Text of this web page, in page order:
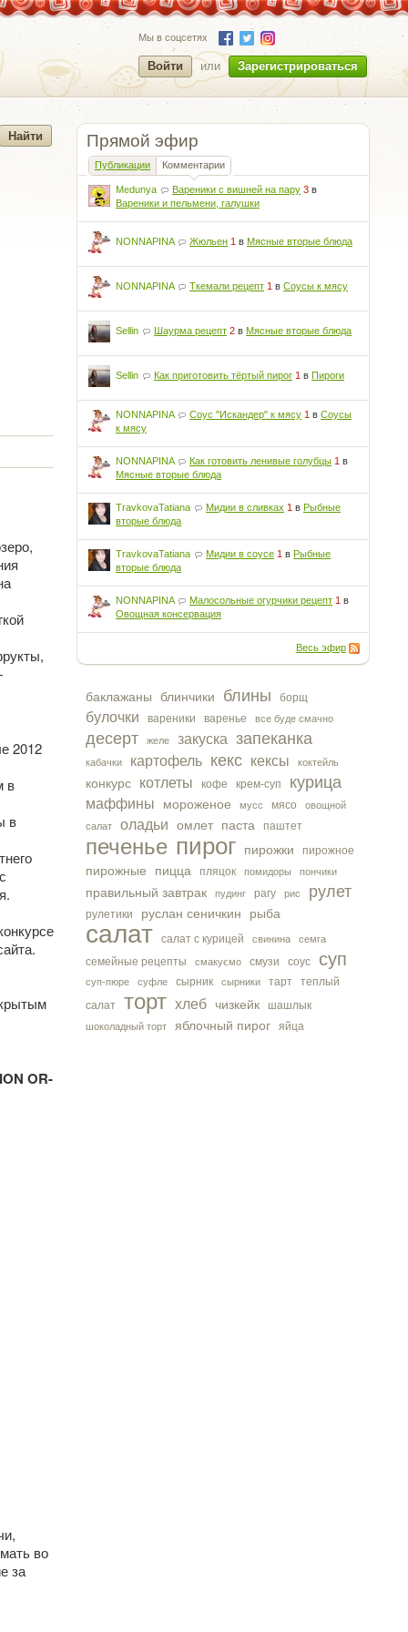
Мы в соцсетях
Войти или Зарегистрироваться
Прямой эфир
Публикации Комментарии
Medunya Вареники с вишней на пару 3 в
Вареники и пельмени, галушки
NONNAPINA Жюльен 1 вМясные вторые блюда
NONNAPINA Ткемали рецепт 1 вСоусы к мясу
Sellin Шаурма рецепт 2 вМясные вторые блюда
Sellin Как приготовить тёртый пирог 1 вПироги
NONNAPINA Соус "Искандер" к мясу 1 вСоусы
к мясу
NONNAPINA Как готовить ленивые голубцы 1 в
Мясные вторые блюда
TravkovaTatiana Мидии в сливках 1 вРыбные
вторые блюда
TravkovaTatiana Мидии в соусе 1 вРыбные
вторые блюда
NONNAPINA Малосольные огурчики рецепт 1 в
Овощная консервация
Весь эфир
баклажаны блинчики блины борщ
булочки вареники варенье все буде смачно
десерт желе закуска запеканка
кабачки картофель кекс кексы коктейль
конкурс котлеты кофе крем-суп курица
маффины мороженое мусс мясо
овощной
салат
оладьи омлет паста паштет
печенье пирог пирожки пирожное
пирожные пицца пляцок помидоры пончики
правильный завтрак пудинг рагу рис рулет
рулетики руслан сеничкин рыба
салат салат с курицей свинина семга
семейные рецепты смакуємо смузи соус суп
суп-пюре суфле сырник сырники тарт
теплый
салат
торт хлеб чизкейк шашлык
шоколадный торт яблочный пирог яйца
2012
в
в
OR-
во
за